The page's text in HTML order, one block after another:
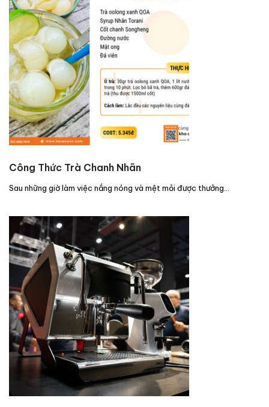
Công Thức Trà Chanh Nhãn
Sau những giờ làm việc nắng nóng và mệt mỏi được thưởng…